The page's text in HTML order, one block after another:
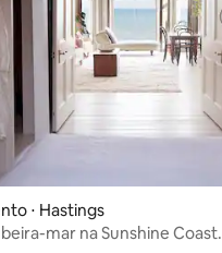
⋅ Hastings
mar na Sunshine Coast.